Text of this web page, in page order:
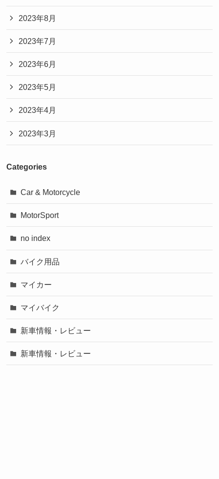
2023年8月
2023年7月
2023年6月
2023年5月
2023年4月
2023年3月
Categories
Car & Motorcycle
MotorSport
no index
バイク用品
マイカー
マイバイク
新車情報・レビュー
新車情報・レビュー